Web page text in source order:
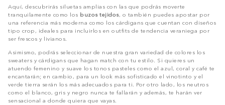
Aquí, descubrirás siluetas amplias con las que podrás moverte
tranquilamente como los buzos tejidos, o también puedes apostar por
una referencia más moderna como los cárdigans que cuentan con diseños
tipo crop, ideales para incluirlos en outfits de tendencia veraniega por
ser frescos y livianos.
Asimismo, podrás seleccionar de nuestra gran variedad de colores los
sweaters y cárdigans que hagan match con tu estilo. Si quieres un
atuendo femenino y suave los tonos pasteles como el azul, coral y café te
encantarán; en cambio, para un look más sofisticado el vinotinto y el
verde tierra serán los más adecuados para ti. Por otro lado, los neutros
como el blanco, gris y negro nunca te fallarán y además, te harán ver
sensacional a donde quiera que vayas.